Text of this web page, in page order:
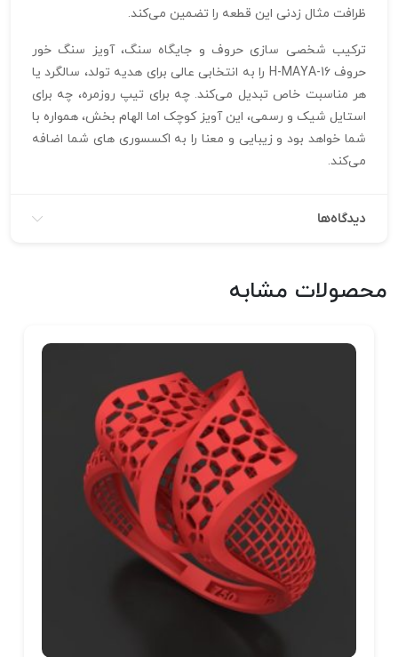
ظرافت مثال‌ زدنی این قطعه را تضمین می‌کند.
ترکیب شخصی‌ سازی حروف و جایگاه سنگ، آویز سنگ خور
حروف H-MAYA-16 را به انتخابی عالی برای هدیه تولد، سالگرد یا
هر مناسبت خاص تبدیل می‌کند. چه برای تیپ روزمره، چه برای
استایل شیک و رسمی، این آویز کوچک اما الهام‌ بخش، همواره با
شما خواهد بود و زیبایی و معنا را به اکسسوری‌ های شما اضافه
می‌کند.
دیدگاه‌ها
محصولات مشابه